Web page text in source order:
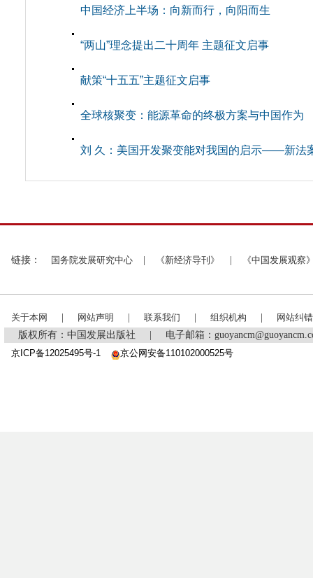
中国经济上半场：向新而行，向阳而生
“两山”理念提出二十周年 主题征文启事
献策“十五五”主题征文启事
全球核聚变：能源革命的终极方案与中国作为
刘 久：美国开发聚变能对我国的启示——新法
链接： 国务院发展研究中心 《新经济导刊》 《中国发展观察
关于本网 网站声明 联系我们 组织机构
网站纠错
版权所有：中国发展出版社
电子邮箱：
京ICP备12025495号-1
京公网安备110102000525号